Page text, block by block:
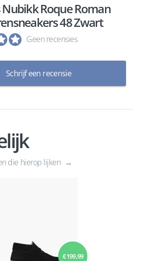
Nubikk Roque Roman
48 Zwart
Geen recensies
Schrijf een recensie
die hierop lijken
€ 199,99